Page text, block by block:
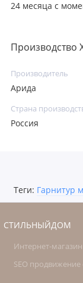
24 месяца с
Производство
Производитель
Арида
Страна
Россия
Теги: Гарнитур
СТИЛЬНЫЙДОМ
Интернет-
SEO продвижение